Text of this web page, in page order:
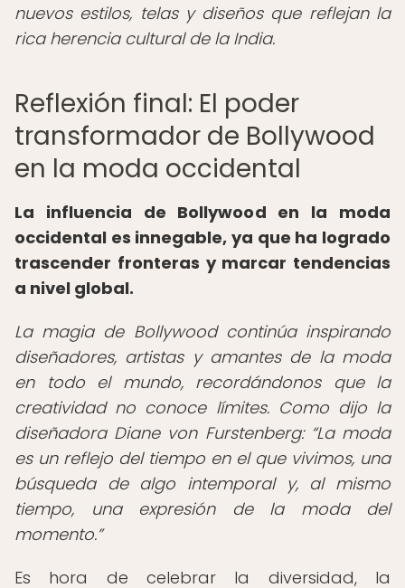
nuevos estilos, telas y diseños que reflejan la
rica herencia cultural de la India.
Reflexión final: El poder
transformador de Bollywood
en la moda occidental
La influencia de Bollywood en la moda
occidental es innegable, ya que ha logrado
trascender fronteras y marcar tendencias
a nivel global.
La magia de Bollywood continúa inspirando
diseñadores, artistas y amantes de la moda
en todo el mundo, recordándonos que la
creatividad no conoce límites. Como dijo la
diseñadora Diane von Furstenberg: La moda
es un reflejo del tiempo en el que vivimos, una
búsqueda de algo intemporal y, al mismo
tiempo, una expresión de la moda del
momento.
Es hora de celebrar la diversidad, la